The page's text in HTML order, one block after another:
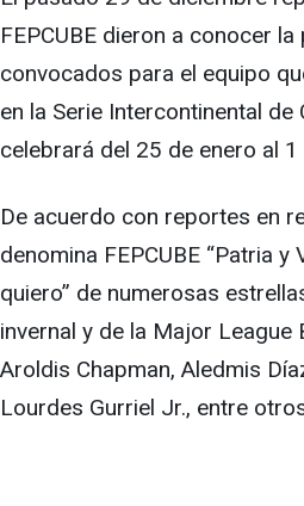
FEPCUBE dieron a conocer
convocados para el equipo
en la Serie Intercontinental de
celebrará del 25 de enero al
De acuerdo con reportes en
denomina FEPCUBE “Patria y
quiero” de numerosas
invernal y de la Major League
Aroldis Chapman, Aledmis
Lourdes Gurriel Jr., entre